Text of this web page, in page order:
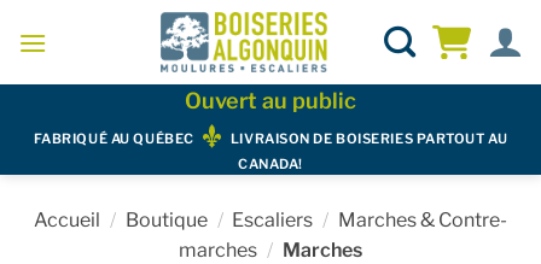
Ouvert au public
FABRIQUÉ AU QUÉBEC
LIVRAISON DE BOISERIES PARTOUT AU
CANADA!
Accueil / Boutique / Escaliers / Marches & Contre-
marches / Marches